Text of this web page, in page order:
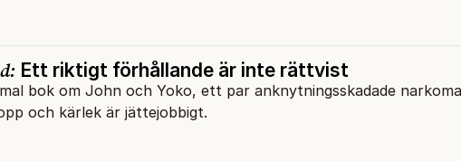
Ett riktigt förhållande är inte rättvist
bok om John och Yoko, ett par anknytningsskadade
och kärlek är jättejobbigt.